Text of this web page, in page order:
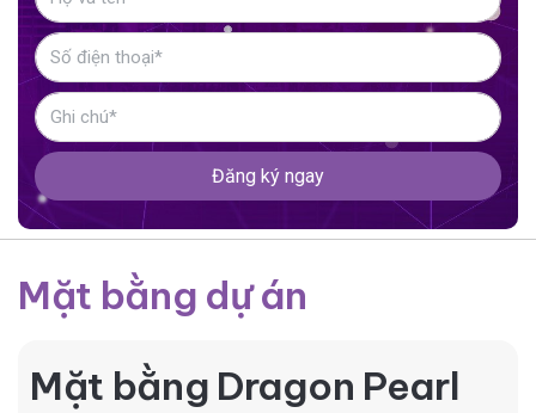
Đăng ký ngay
Mặt bằng dự án
Mặt bằng Dragon Pearl